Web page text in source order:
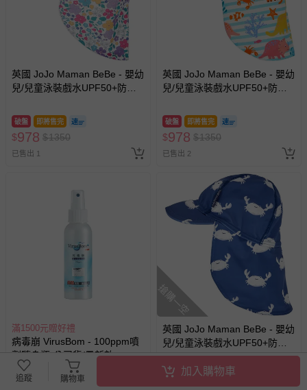
英國 JoJo Maman BeBe - 嬰幼
兒/兒童泳裝戲水UPF50+防曬
破盤 即將售完
$978 $1350
已售出 1
英國 JoJo Maman BeBe - 嬰幼
兒/兒童泳裝戲水UPF50+防曬
破盤 即將售完
$978 $1350
已售出 2
滿1500元贈好禮
病毒崩 VirusBom - 100ppm噴
劑隨身瓶-公司貨/最新效
期-100ml
搶購一空
英國 JoJo Maman BeBe - 嬰幼
兒/兒童泳裝戲水UPF50+防曬
護頸遮陽帽-白螃蟹
72折
追蹤 購物車
加入購物車